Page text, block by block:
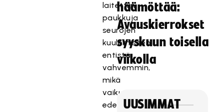
laitettiin
paukkuja
seurojen
kuulemiseen
entistä
vahvemmin,
mikä
vaikutti
edellisten
häämöttää:
Avauskierrokset
syyskuun toisella
viikolla
UUSIMMAT